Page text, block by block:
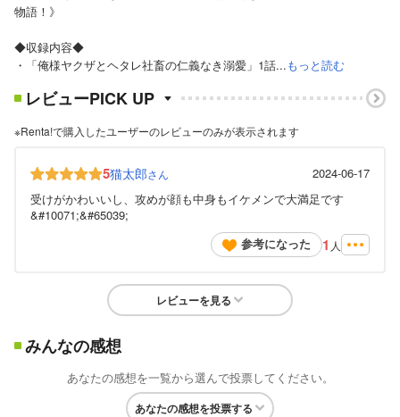
物語！》
◆収録内容◆
・「俺様ヤクザとヘタレ社畜の仁義なき溺愛」1話...もっと読む
レビューPICK UP
※Renta!で購入したユーザーのレビューのみが表示されます
5猫太郎さん
2024-06-17
受けがかわいいし、攻めが顔も中身もイケメンで大満足です
&#10071;&#65039;
参考になった
1 人
レビューを見る
みんなの感想
あなたの感想を一覧から選んで投票してください。
あなたの感想を投票する